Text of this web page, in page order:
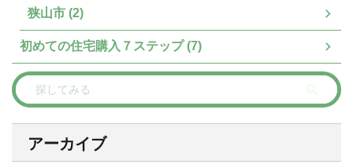
狭山市 (2)
初めての住宅購入７ステップ (7)
アーカイブ